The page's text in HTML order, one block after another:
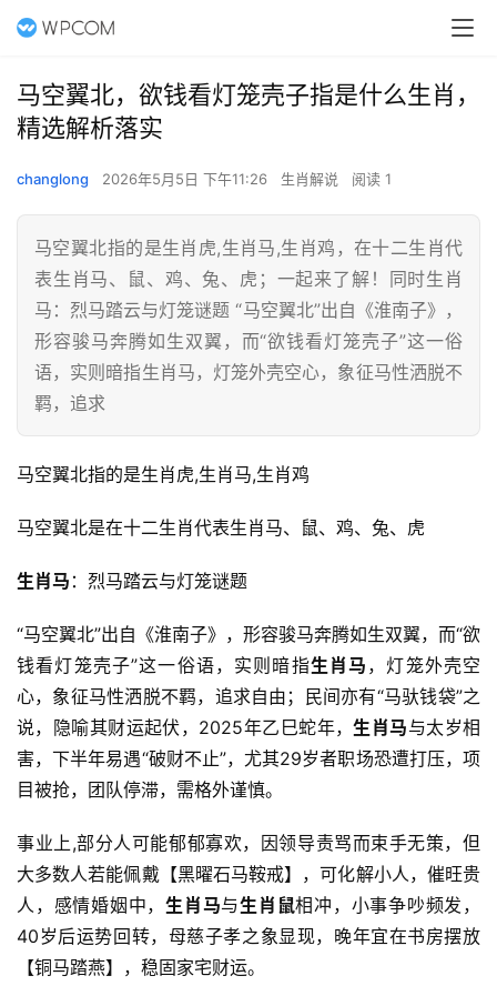
马空翼北，欲钱看灯笼壳子指是什么生肖，
精选解析落实
changlong 2026年5月5日 下午11:26 生肖解说 阅读 1
马空翼北指的是生肖虎,生肖马,生肖鸡，在十二生肖代
表生肖马、鼠、鸡、兔、虎；一起来了解！同时生肖
马：烈马踏云与灯笼谜题 “马空翼北”出自《淮南子》，
形容骏马奔腾如生双翼，而“欲钱看灯笼壳子”这一俗
语，实则暗指生肖马，灯笼外壳空心，象征马性洒脱不
羁，追求
马空翼北指的是生肖虎,生肖马,生肖鸡
马空翼北是在十二生肖代表生肖马、鼠、鸡、兔、虎
生肖马 ：烈马踏云与灯笼谜题
“马空翼北”出自《淮南子》，形容骏马奔腾如生双翼，而“欲
钱看灯笼壳子”这一俗语，实则暗指生肖马 ，灯笼外壳空
心，象征马性洒脱不羁，追求自由；民间亦有“马驮钱袋”之
说，隐喻其财运起伏，2025年乙巳蛇年，生肖马与太岁相
害，下半年易遇“破财不止”，尤其29岁者职场恐遭打压，项
目被抢，团队停滞，需格外谨慎。
事业上,部分人可能郁郁寡欢，因领导责骂而束手无策，但
大多数人若能佩戴【黑曜石马鞍戒】，可化解小人，催旺贵
人，感情婚姻中， 生肖马与生肖鼠相冲，小事争吵频发，
40岁后运势回转，母慈子孝之象显现，晚年宜在书房摆放
【铜马踏燕】，稳固家宅财运。